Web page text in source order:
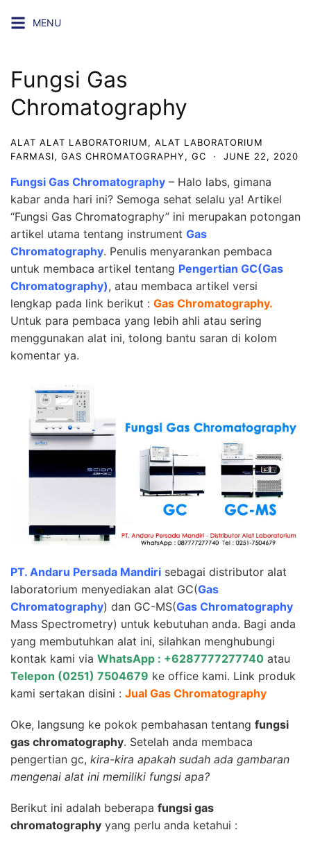
MENU
Fungsi Gas
Chromatography
ALAT ALAT LABORATORIUM, ALAT LABORATORIUM
FARMASI, GAS CHROMATOGRAPHY, GC · JUNE 22, 2020
Fungsi Gas Chromatography – Halo labs, gimana
kabar anda hari ini? Semoga sehat selalu ya! Artikel
“Fungsi Gas Chromatography” ini merupakan potongan
artikel utama tentang instrument Gas
Chromatography. Penulis menyarankan pembaca
untuk membaca artikel tentang Pengertian GC(Gas
Chromatography), atau membaca artikel versi
lengkap pada link berikut : Gas Chromatography.
Untuk para pembaca yang lebih ahli atau sering
menggunakan alat ini, tolong bantu saran di kolom
komentar ya.
PT. Andaru Persada Mandiri sebagai distributor alat
laboratorium menyediakan alat GC(Gas
Chromatography) dan GC-MS(Gas Chromatography
Mass Spectrometry) untuk kebutuhan anda. Bagi anda
yang membutuhkan alat ini, silahkan menghubungi
kontak kami via WhatsApp : +6287777277740 atau
Telepon (0251) 7504679 ke office kami. Link produk
kami sertakan disini : Jual Gas Chromatography
Oke, langsung ke pokok pembahasan tentang fungsi
gas chromatography. Setelah anda membaca
pengertian gc, kira-kira apakah sudah ada gambaran
mengenai alat ini memiliki fungsi apa?
Berikut ini adalah beberapa fungsi gas
chromatography yang perlu anda ketahui :